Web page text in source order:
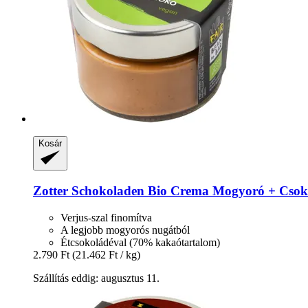
Kosár
Zotter Schokoladen Bio Crema Mogyoró +
Verjus-szal finomítva
A legjobb mogyorós nugátból
Étcsokoládéval (70% kakaótartalom)
2.790 Ft (21.462 Ft / kg)
Szállítás eddig: augusztus 11.